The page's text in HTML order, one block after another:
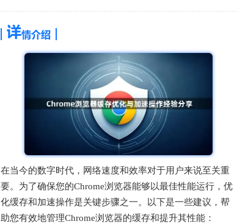
在当今的数字时代，网络速度和效率对于用户来说至关重
要。为了确保您的Chrome浏览器能够以最佳性能运行，优
化缓存和加速操作是关键步骤之一。以下是一些建议，帮
助您有效地管理Chrome浏览器的缓存和提升其性能：